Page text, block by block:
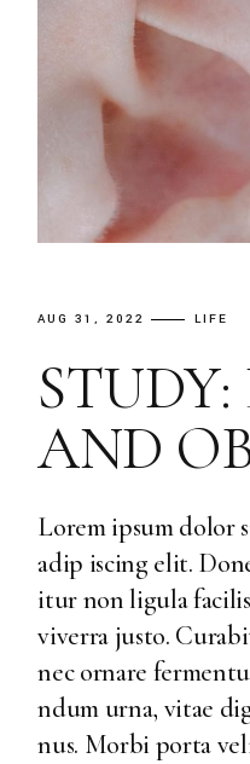
AUG 31, 2022 LIFE
AND
Lorem ipsum dolor
adip iscing elit.
itur non ligula
viverra justo.
nec ornare
ndum urna, vitae
nus. Morbi porta